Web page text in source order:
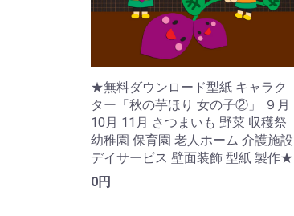
★無料ダウンロード型紙 キャラク
ター「秋の芋ほり 女の子②」 ９月
10月 11月 さつまいも 野菜 収穫祭
幼稚園 保育園 老人ホーム 介護施設
デイサービス 壁面装飾 型紙 製作★
0円